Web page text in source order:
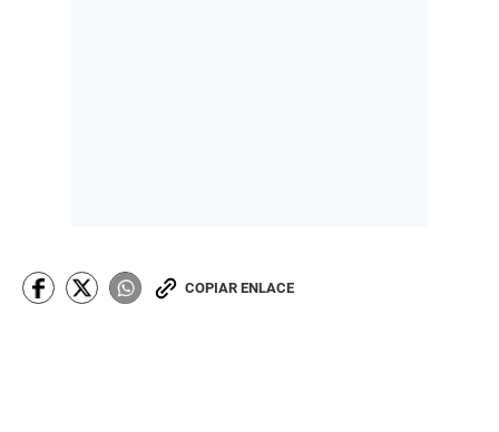
COPIAR ENLACE